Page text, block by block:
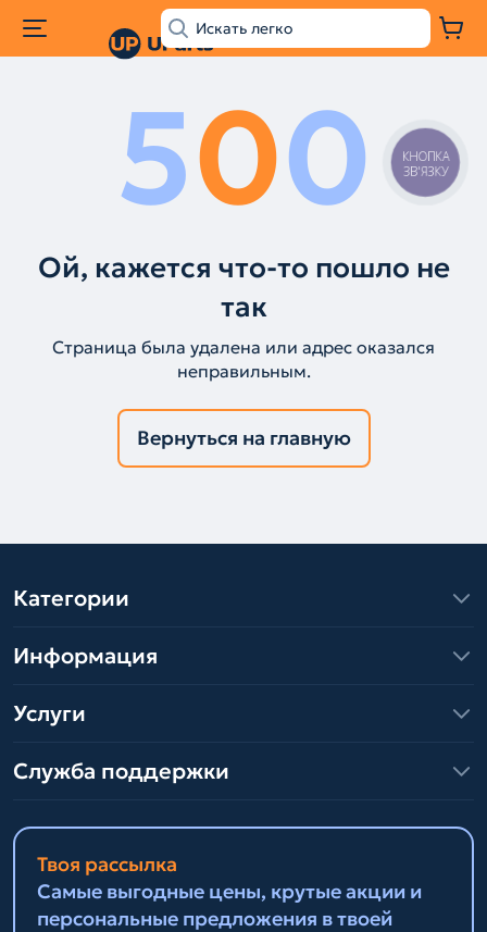
500
Ой, кажется что-то пошло не
так
Страница была удалена или адрес оказался
неправильным.
Вернуться на главную
Категории
Информация
Услуги
Служба поддержки
Твоя рассылка
Самые выгодные цены, крутые акции и
персональные предложения в твоей
КНОПКА
ЗВ'ЯЗКУ